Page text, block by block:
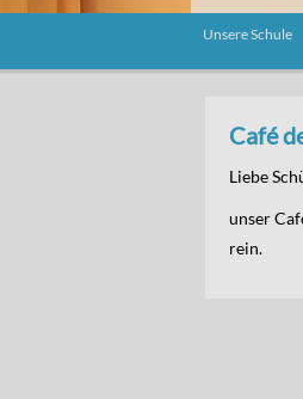
Unsere Schule
Café
Liebe
unser
rein.